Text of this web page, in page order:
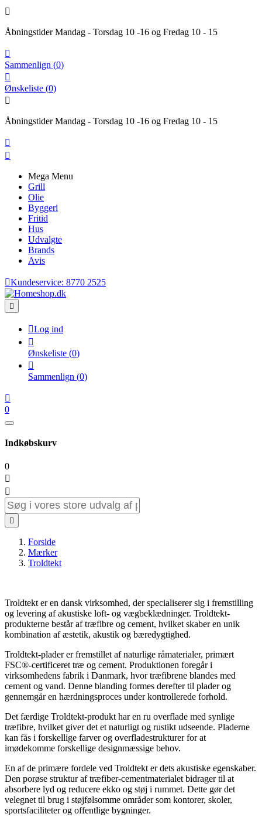

Åbningstider Mandag - Torsdag 10 -16 og Fredag 10 - 15

Sammenlign (0)

Ønskeliste (0)

Åbningstider Mandag - Torsdag 10 -16 og Fredag 10 - 15


Mega Menu
Grill
Olie
Byggeri
Fritid
Hus
Udvalgte
Brands
Avis
Kundeservice: 8770 2525

Log ind

Ønskeliste (0)

Sammenlign (0)

0
Indkøbskurv
0



Forside
Mærker
Troldtekt
Troldtekt er en dansk virksomhed, der specialiserer sig i fremstilling
og levering af akustiske loft- og vægbeklædninger. Troldtekt-
produkterne består af træfibre og cement, hvilket skaber en unik
kombination af æstetik, akustik og bæredygtighed.
Troldtekt-plader er fremstillet af naturlige råmaterialer, primært
FSC®-certificeret træ og cement. Produktionen foregår i
virksomhedens fabrik i Danmark, hvor træfibrene blandes med
cement og vand. Denne blanding formes derefter til plader og
gennemgår en hærdningsproces under kontrollerede forhold.
Det færdige Troldtekt-produkt har en ru overflade med synlige
træfibre, hvilket giver det et naturligt og rustikt udseende. Pladerne
kan fås i forskellige farver og overfladestrukturer for at
imødekomme forskellige designmæssige behov.
En af de primære fordele ved Troldtekt er dets akustiske egenskaber.
Den porøse struktur af træfiber-cementmaterialet bidrager til at
absorbere lyd og reducere ekko og støj i rummet. Dette gør det
velegnet til brug i støjfølsomme områder som kontorer, skoler,
sportsfaciliteter og offentlige bygninger.